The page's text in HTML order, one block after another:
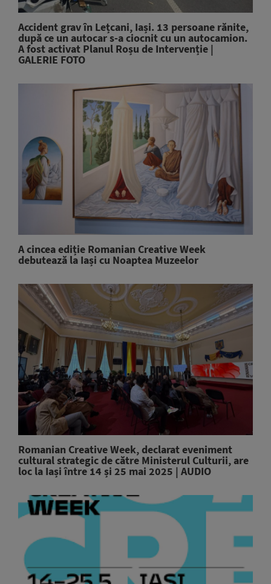
Accident grav în Lețcani, Iași. 13 persoane rănite,
după ce un autocar s-a ciocnit cu un autocamion.
A fost activat Planul Roșu de Intervenție |
GALERIE FOTO
A cincea ediție Romanian Creative Week
debutează la Iași cu Noaptea Muzeelor
Romanian Creative Week, declarat eveniment
cultural strategic de către Ministerul Culturii, are
loc la Iași între 14 și 25 mai 2025 | AUDIO